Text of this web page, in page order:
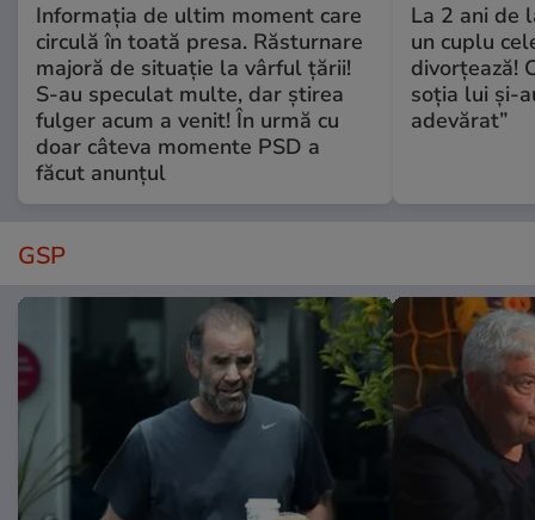
Informația de ultim moment care
circulă în toată presa. Răsturnare
majoră de situație la vârful țării!
S-au speculat multe, dar știrea
fulger acum a venit! În urmă cu
doar câteva momente PSD a
făcut anunțul
La 2 ani de
un cuplu
divorțează!
soția lui și-
adevărat”
GSP